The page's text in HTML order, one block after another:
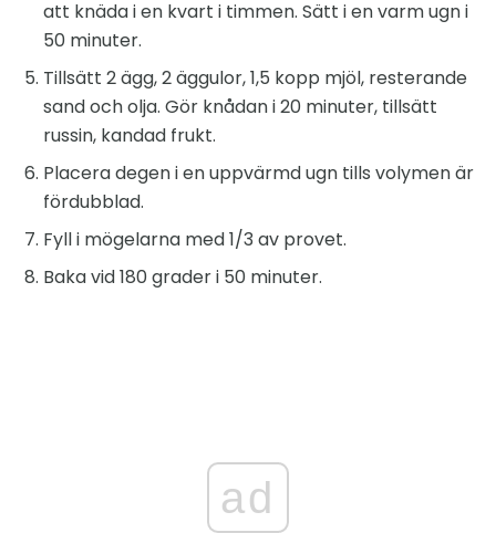
att knäda i en kvart i timmen. Sätt i en varm ugn i
50 minuter.
Tillsätt 2 ägg, 2 äggulor, 1,5 kopp mjöl, resterande
sand och olja. Gör knådan i 20 minuter, tillsätt
russin, kandad frukt.
Placera degen i en uppvärmd ugn tills volymen är
fördubblad.
Fyll i mögelarna med 1/3 av provet.
Baka vid 180 grader i 50 minuter.
ad